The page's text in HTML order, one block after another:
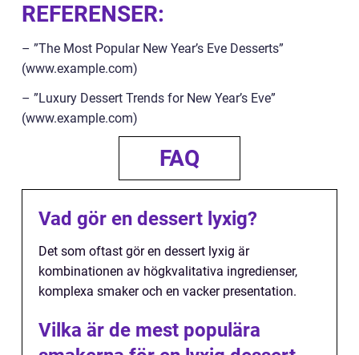
REFERENSER:
– ”The Most Popular New Year’s Eve Desserts”
(www.example.com)
– ”Luxury Dessert Trends for New Year’s Eve”
(www.example.com)
FAQ
Vad gör en dessert lyxig?
Det som oftast gör en dessert lyxig är
kombinationen av högkvalitativa ingredienser,
komplexa smaker och en vacker presentation.
Vilka är de mest populära